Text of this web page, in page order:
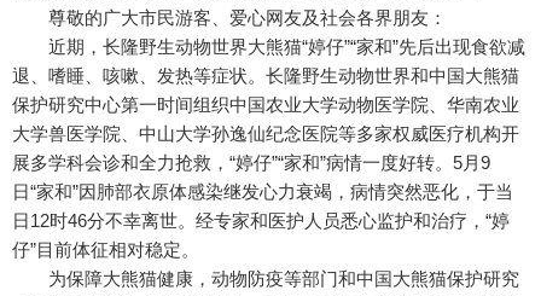
尊敬的广大市民游客、爱心网友及社会各界朋友：
近期，长隆野生动物世界大熊猫“婷仔”“家和”先后出现食欲减
退、嗜睡、咳嗽、发热等症状。长隆野生动物世界和中国大熊猫
保护研究中心第一时间组织中国农业大学动物医学院、华南农业
大学兽医学院、中山大学孙逸仙纪念医院等多家权威医疗机构开
展多学科会诊和全力抢救，“婷仔”“家和”病情一度好转。5月9
日“家和”因肺部衣原体感染继发心力衰竭，病情突然恶化，于当
日12时46分不幸离世。经专家和医护人员悉心监护和治疗，“婷
仔”目前体征相对稳定。
为保障大熊猫健康，动物防疫等部门和中国大熊猫保护研究